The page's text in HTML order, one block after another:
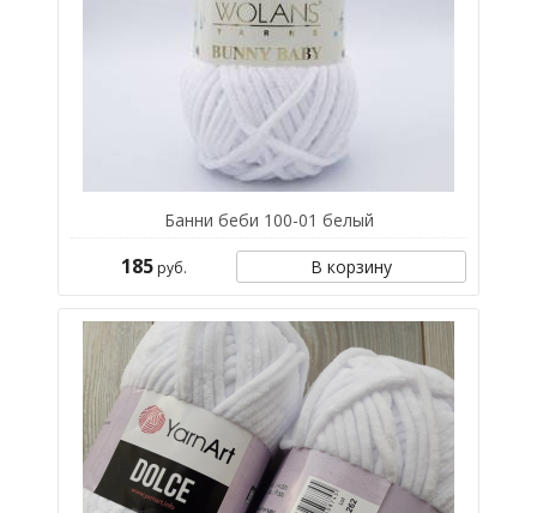
Банни беби 100-01 белый
185руб. В корзину